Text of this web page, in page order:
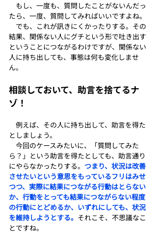
もし、一度も、質問したことがないんだっ
たら、一度、質問してみればいいですよね。
でも、これが訊きにくかったりする。その
結果、関係ない人にグチという形で吐き出す
ということにつながるわけですが、関係ない
人に持ち出しても、事態は何も変化しませ
ん。
相談しておいて、助言を捨てるナ
ゾ！
例えば、その人に持ち出して、助言を得た
としましょう。
今回のケースみたいに、「質問してみた
ら？」という助言を得たとしても、助言通り
にやらなかったりする。 つまり、状況は改善
させたいという意思をもっているフリはみせ
つつ、実際に結果につながる行動はとらない
か、行動をとっても結果につながらない程度
の行動にとどめるか、いずれにしても、状況
を維持しようとする。 それこそ、不思議なこ
とですね。